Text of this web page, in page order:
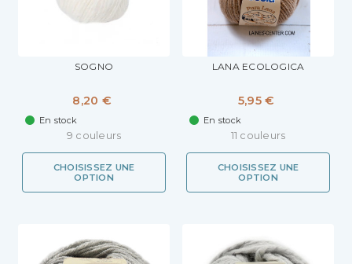
SOGNO
8,20 €
En stock
9 couleurs
CHOISISSEZ UNE
OPTION
LANA ECOLOGICA
5,95 €
En stock
11 couleurs
CHOISISSEZ UNE
OPTION